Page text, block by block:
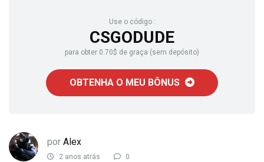
Use o código :
CSGODUDE
para obter 0.70$ de graça (sem depósito)
OBTENHA O MEU BÔNUS
por Alex
2 anos atrás 0